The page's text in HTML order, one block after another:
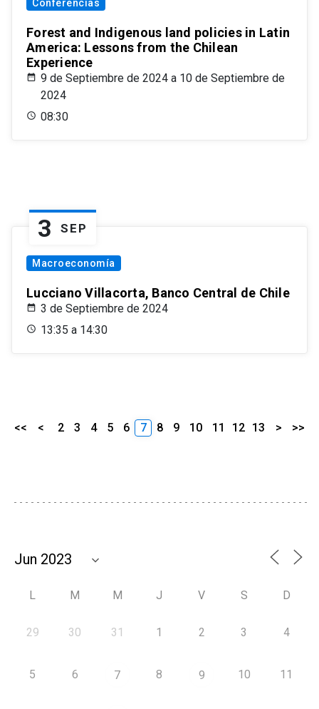
Conferencias
Forest and Indigenous land policies in Latin
America: Lessons from the Chilean
Experience
9 de Septiembre de 2024 a 10 de Septiembre de
2024
08:30
3 SEP
Macroeconomía
Lucciano Villacorta, Banco Central de Chile
3 de Septiembre de 2024
13:35 a 14:30
<< < 2 3 4 5 6 7 8 9 10 11 12 13 > >>
L M M J V S D
29 30 31 1 2 3 4
5 6 7 8 9 10 11